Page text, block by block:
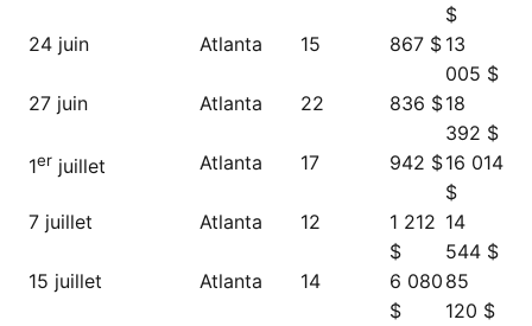
$
24 juin
Atlanta 15 867 $ 13
005 $
27 juin
Atlanta 22 836 $18
392 $
1er juillet Atlanta 17 942 $16 014
$
7 juillet
Atlanta 12
1 212
$
14
544 $
15 juillet
Atlanta 14
6 080
$
85
120 $